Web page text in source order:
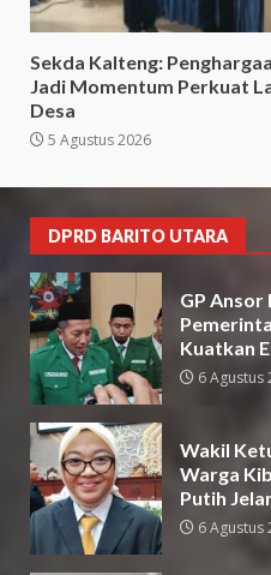
Sekda Kalteng:
Jadi Momentum Perkuat
Desa
5 Agustus 2026
DPRD BARITO UTARA
GP Ansor
Kuatkan
6 Agustus
Wakil
Warga
Putih
6 Agustus